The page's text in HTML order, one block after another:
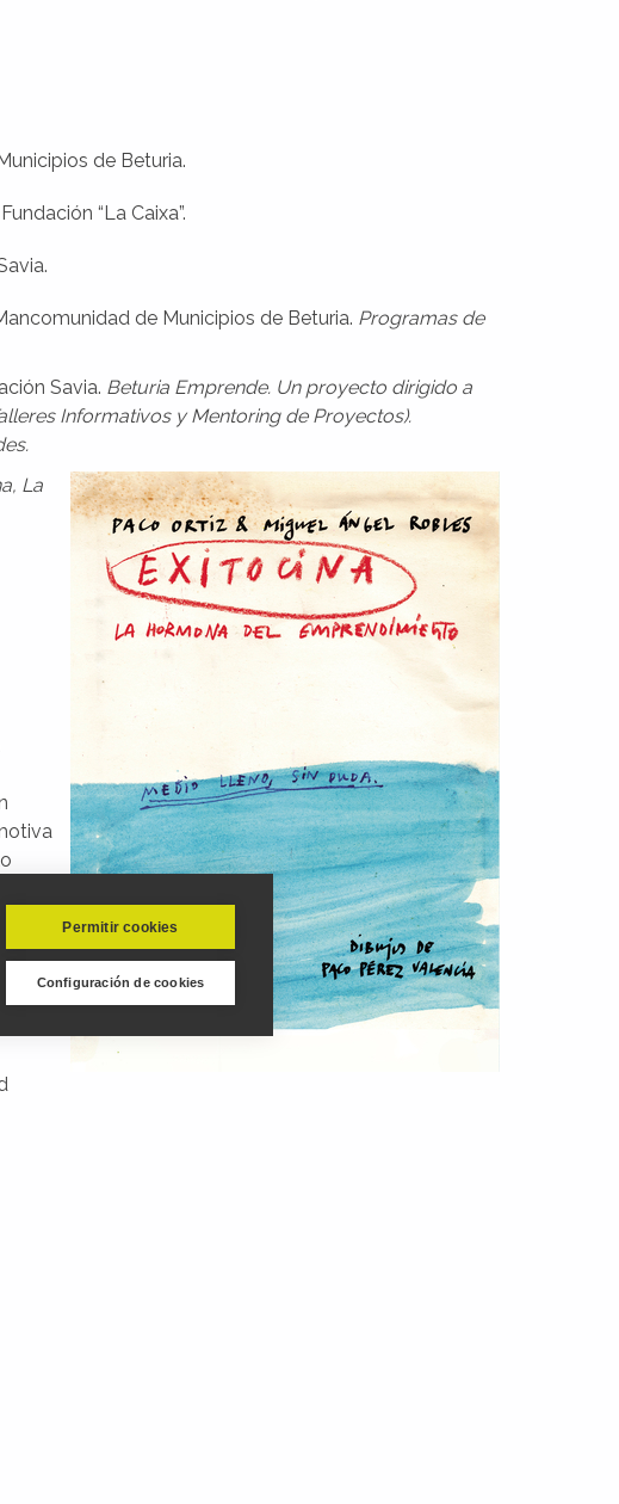
de Beturia.
“La Caixa”.
de Municipios de Beturia. Programas de
Savia. Beturia Emprende. Un proyecto dirigido a
Informativos y Mentoring de Proyectos).
La
Permitir cookies
Configuración de cookies